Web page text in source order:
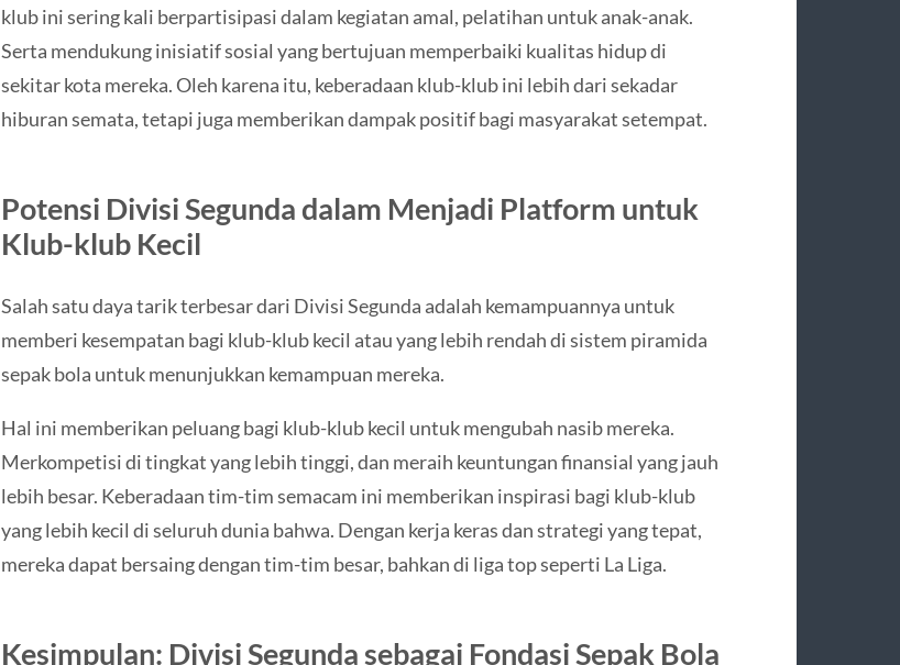
klub ini sering kali berpartisipasi dalam kegiatan amal, pelatihan untuk anak-anak.
Serta mendukung inisiatif sosial yang bertujuan memperbaiki kualitas hidup di
sekitar kota mereka. Oleh karena itu, keberadaan klub-klub ini lebih dari sekadar
hiburan semata, tetapi juga memberikan dampak positif bagi masyarakat setempat.
Potensi Divisi Segunda dalam Menjadi Platform untuk
Klub-klub Kecil
Salah satu daya tarik terbesar dari Divisi Segunda adalah kemampuannya untuk
memberi kesempatan bagi klub-klub kecil atau yang lebih rendah di sistem piramida
sepak bola untuk menunjukkan kemampuan mereka.
Hal ini memberikan peluang bagi klub-klub kecil untuk mengubah nasib mereka.
Merkompetisi di tingkat yang lebih tinggi, dan meraih keuntungan finansial yang jauh
lebih besar. Keberadaan tim-tim semacam ini memberikan inspirasi bagi klub-klub
yang lebih kecil di seluruh dunia bahwa. Dengan kerja keras dan strategi yang tepat,
mereka dapat bersaing dengan tim-tim besar, bahkan di liga top seperti La Liga.
Kesimpulan: Divisi Segunda sebagai Fondasi Sepak Bola